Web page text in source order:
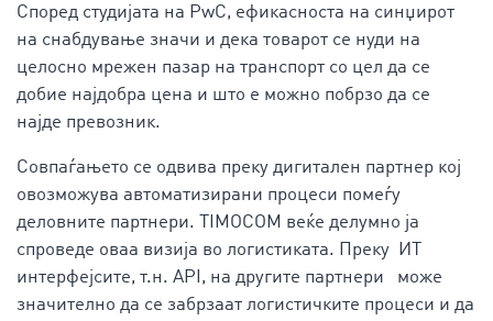
Според студијата на PwC, ефикасноста на синџирот
на снабдување значи и дека товарот се нуди на
целосно мрежен пазар на транспорт со цел да се
добие најдобра цена и што е можно побрзо да се
најде превозник.
Совпаѓањето се одвива преку дигитален партнер кој
овозможува автоматизирани процеси помеѓу
деловните партнери. TIMOCOM веќе делумно ја
спроведе оваа визија во логистиката. Преку ИТ
интерфејсите, т.н. API, на другите партнери може
значително да се забрзаат логистичките процеси и да